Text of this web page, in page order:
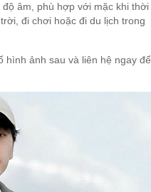
âm, phù hợp với mặc khi thời
đi chơi hoặc đi du lịch trong
hình ảnh sau và liên hệ ngay để